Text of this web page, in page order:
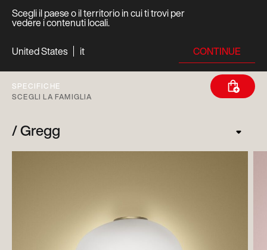
Scegli il paese o il territorio in cui ti trovi per
vedere i contenuti locali.
United States
it CONTINUE
SPECIFICHE
SCEGLI LA FAMIGLIA
Gregg